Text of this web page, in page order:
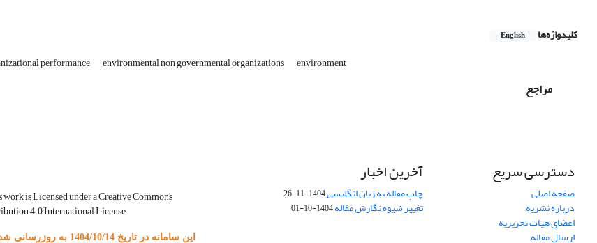
کلیدواژه‌ها English
performance environmental non governmental organizations environment
مراجع
دسترسی سریع
صفحه اصلی
درباره نشریه
اعضای هیات تحریریه
ارسال مقاله
آخرین اخبار
چاپ مقاله به زبان انگلیسی1404-11-26
تغییر شیوه نگارش مقاله1404-10-01
is Licensed under a Creative Commons
4.0 International License.
این سامانه در تاریخ 1404/10/14 به روزرسانی شد.